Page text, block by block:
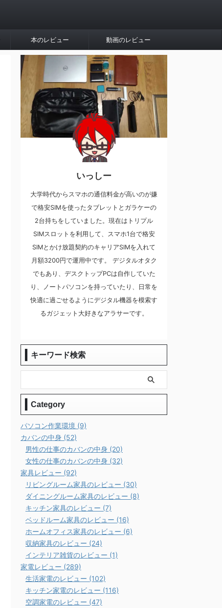
本のレビュー 動画のレビュー
スマートウォッチのレビュー
2023/12/12
スマートウォッチのレビュー
いっしー
大学時代からスマホの通信料金が高いのが嫌
で格安SIMを使ったタブレットとガラケーの
2台持ちをしていました。現在はトリプル
SIMスロットを利用して、スマホ1台で格安
SIMとかけ放題契約のキャリアSIMを入れて
月額3200円で運用中です。 デジタルオタク
でもあり、デスクトップPCは自作していた
り、ノートパソコンを持っていたり、日常を
快適に過ごせるようにデジタル機器を模索す
るガジェット大好きなアラサーです。
キーワード検索
Category
パソコン作業環境 (9)
カバンの中身 (52)
男性の仕事のカバンの中身 (20)
女性の仕事のカバンの中身 (32)
家具レビュー (92)
リビングルーム家具のレビュー (30)
ダイニングルーム家具のレビュー (8)
キッチン家具のレビュー (7)
ベッドルーム家具のレビュー (16)
ホームオフィス家具のレビュー (6)
収納家具のレビュー (24)
インテリア雑貨のレビュー (1)
家電レビュー (289)
生活家電のレビュー (102)
キッチン家電のレビュー (116)
空調家電のレビュー (47)